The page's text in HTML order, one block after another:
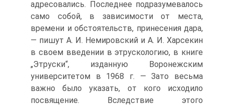
адресовались. Последнее подразумевалось
само собой, в зависимости от места,
времени и обстоятельств, принесения дара,
— пишут А. И. Немировский и А. И. Харсекин
в своем введении в этрускологию, в книге
„Этруски“, изданную Воронежским
университетом в 1968 г. — Зато весьма
важно было указать, от кого исходило
посвящение. Вследствие этого